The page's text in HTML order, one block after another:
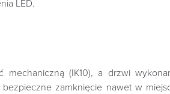
LED.
(IK10), a drzwi
zamknięcie nawet w